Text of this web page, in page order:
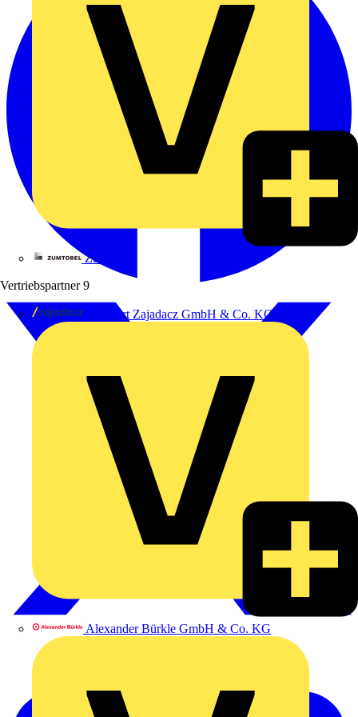
Zumtobel
Vertriebspartner 9
Adalbert Zajadacz GmbH & Co. KG
Alexander Bürkle GmbH & Co. KG